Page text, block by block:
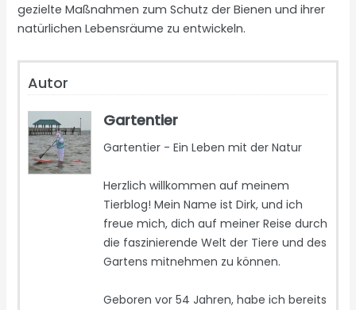
gezielte Maßnahmen zum Schutz der Bienen und ihrer
natürlichen Lebensräume zu entwickeln.
Autor
Gartentier
Gartentier - Ein Leben mit der Natur
Herzlich willkommen auf meinem
Tierblog! Mein Name ist Dirk, und ich
freue mich, dich auf meiner Reise durch
die faszinierende Welt der Tiere und des
Gartens mitnehmen zu können.
Geboren vor 54 Jahren, habe ich bereits